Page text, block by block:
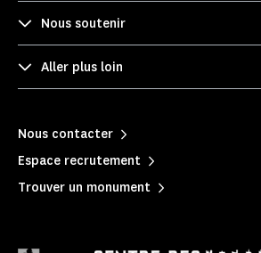
Nous soutenir
Aller plus loin
Nous contacter
Espace recrutement
Trouver un monument